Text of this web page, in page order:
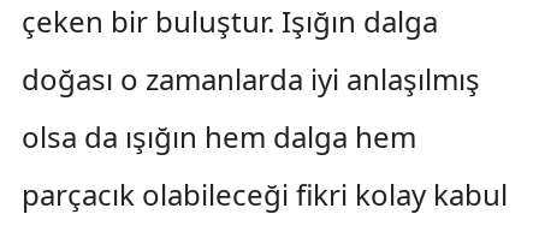
çeken bir buluştur. Işığın dalga
doğası o zamanlarda iyi anlaşılmış
olsa da ışığın hem dalga hem
parçacık olabileceği fikri kolay kabul